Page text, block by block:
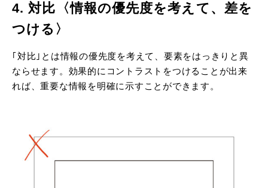
4. 対比〈情報の優先度を考えて、差を
つける〉
｢対比｣とは情報の優先度を考えて、要素をはっきりと異
ならせます。効果的にコントラストをつけることが出来
れば、重要な情報を明確に示すことができます。